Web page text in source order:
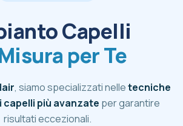
Capelli
per Te
, siamo specializzati nelletecniche
più avanzate per garantire
risultati eccezionali.